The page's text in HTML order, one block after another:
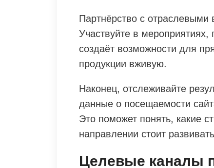
Партнёрство с
Участвуйте в
создаёт возможности для
продукции вживую.
Наконец, отслеживайте
данные о посещаемости
Это поможет понять, какие
направлении стоит
Целевые каналы